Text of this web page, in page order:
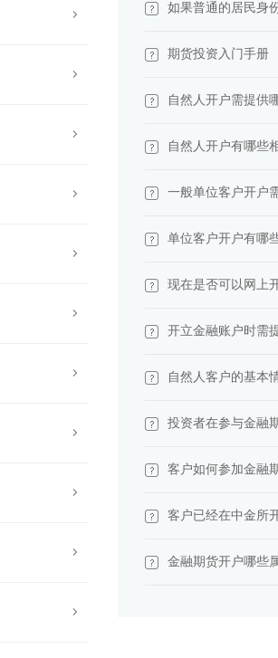
如果普通的居民身
期货投资入门手册
自然人开户需提供
自然人开户有哪些
一般单位客户开户
单位客户开户有哪
现在是否可以网上
开立金融账户时需
自然人客户的基本
投资者在参与金融
客户如何参加金融
客户已经在中金所
金融期货开户哪些